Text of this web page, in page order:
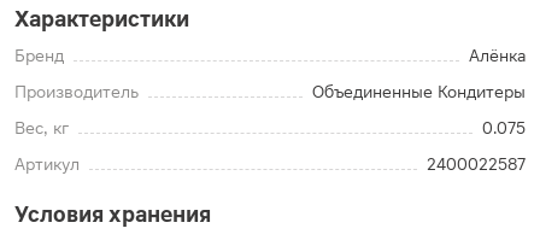
Характеристики
Бренд
Алёнка
Производитель
Объединенные Кондитеры
Вес, кг
0.075
Артикул
2400022587
Условия хранения